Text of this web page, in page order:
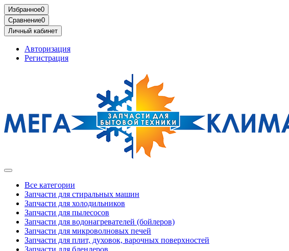
Избранное0
Сравнение0
Личный кабинет
Авторизация
Регистрация
Все категории
Запчасти для стиральных машин
Запчасти для холодильников
Запчасти для пылесосов
Запчасти для водонагревателей (бойлеров)
Запчасти для микроволновых печей
Запчасти для плит, духовок, варочных поверхностей
Запчасти для блендеров